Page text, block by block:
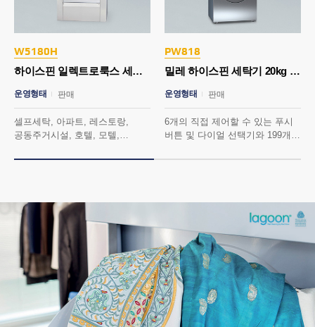
W5180H
하이스핀 일렉트로룩스 세탁기 20kg
운영형태 판매
셀프세탁, 아파트, 레스토랑,
공동주거시설, 호텔, 모텔,
범용/VFD장치로 최적의 세탁과
PW818
밀레 하이스핀 세탁기 20kg (웻클리닝)
운영형태 판매
6개의 직접 제어할 수 있는 푸시
버튼 및 다이얼 선택기와 199개의
프로그래밍 가능한 제어 장치를